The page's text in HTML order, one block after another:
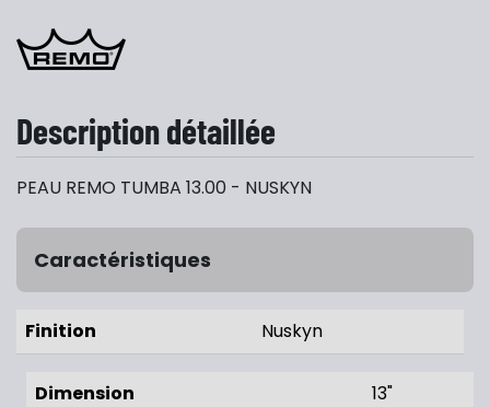
Description détaillée
PEAU REMO TUMBA 13.00 - NUSKYN
Caractéristiques
Finition Nuskyn
Dimension 13"